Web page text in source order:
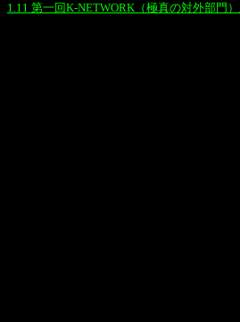
1.11 第一回K-NETWORK（極真の対外部門